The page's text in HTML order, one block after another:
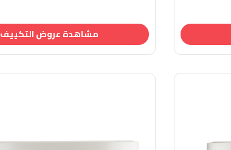
مشاهدة عروض التكييف